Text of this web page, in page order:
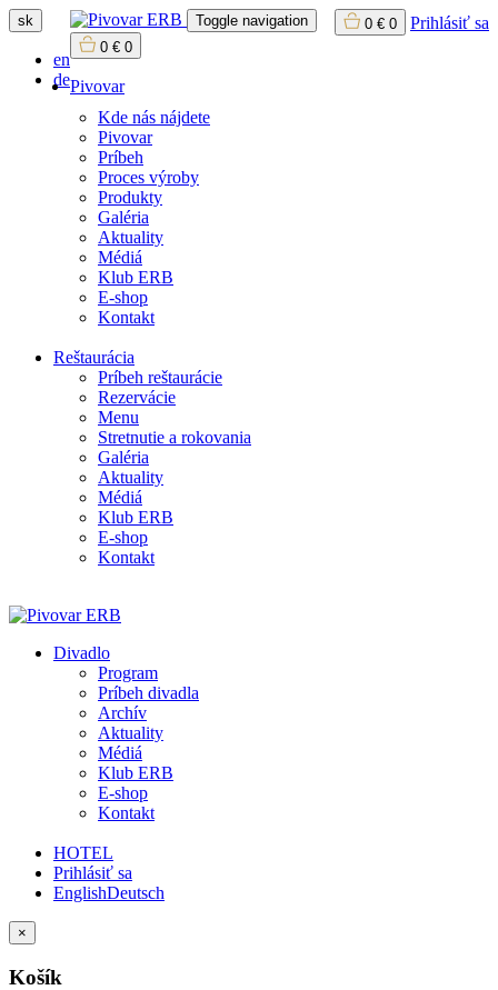
sk
en
de
0 € 0 Prihlásiť sa
Toggle navigation
0 € 0
Pivovar
Kde nás nájdete
Pivovar
Príbeh
Proces výroby
Produkty
Galéria
Aktuality
Médiá
Klub ERB
E-shop
Kontakt
Reštaurácia
Príbeh reštaurácie
Rezervácie
Menu
Stretnutie a rokovania
Galéria
Aktuality
Médiá
Klub ERB
E-shop
Kontakt
Divadlo
Program
Príbeh divadla
Archív
Aktuality
Médiá
Klub ERB
E-shop
Kontakt
HOTEL
Prihlásiť sa
EnglishDeutsch
×
Košík